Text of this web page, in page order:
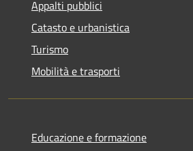
Appalti pubblici
Catasto e urbanistica
Turismo
Mobilità e trasporti
Educazione e formazione